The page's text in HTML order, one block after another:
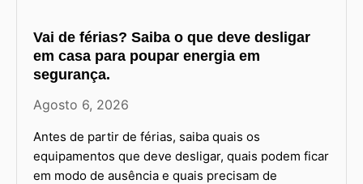
Vai de férias? Saiba o que deve desligar
em casa para poupar energia em
segurança.
Agosto 6, 2026
Antes de partir de férias, saiba quais os
equipamentos que deve desligar, quais podem ficar
em modo de ausência e quais precisam de